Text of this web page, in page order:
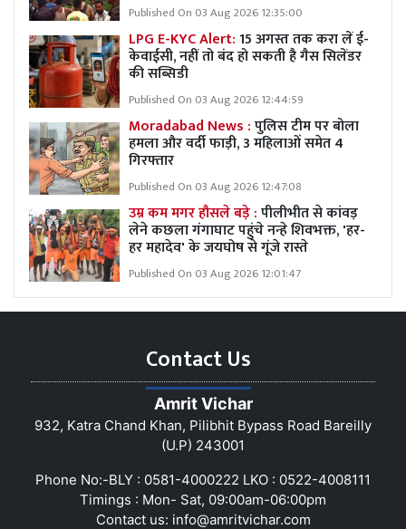
Published On 03 Aug 2026 12:35:00
LPG E-KYC Alert:15 अगस्त तक करा लें ई-
केवाईसी, नहीं तो बंद हो सकती है गैस सिलेंडर
की सब्सिडी
Published On 03 Aug 2026 12:44:59
Moradabad News :पुलिस टीम पर बोला
हमला और वर्दी फाड़ी, 3 महिलाओं समेत 4
गिरफ्तार
Published On 03 Aug 2026 12:47:08
उम्र कम मगर हौसले बड़े :पीलीभीत से कांवड़
लेने कछला गंगाघाट पहुंचे नन्हे शिवभक्त, 'हर-
हर महादेव' के जयघोष से गूंजे रास्ते
Published On 03 Aug 2026 12:01:47
Contact Us
Amrit Vichar
932, Katra Chand Khan, Pilibhit Bypass Road Bareilly
(U.P) 243001
Phone No:-BLY : 0581-4000222 LKO : 0522-4008111
Timings : Mon- Sat, 09:00am-06:00pm
Contact us: info@amritvichar.com